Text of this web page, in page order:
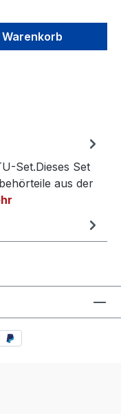
Warenkorb
Set.Dieses Set
aus der